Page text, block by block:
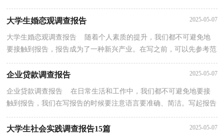
的呢？下面是小编整理的市场调查报告，欢迎阅读与收...
大学生婚恋观调查报告 2025-05-07
大学生婚恋观调查报告 随着个人素质的提升，我们都不可避免地
要接触到报告，报告成为了一种新兴产业。在写之前，可以先参考范
企业贷款调查报告 2025-05-07
企业贷款调查报告 在日常生活和工作中，我们都不可避免地要接
触到报告，我们在写报告的时候要注意语言要准确、简洁。写起报告
来就毫无头绪？以下是小编为大家整理的企业贷款调...
大学生社会实践调查报告15篇 2025-05-07